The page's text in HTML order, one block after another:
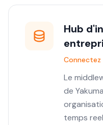
Hub
Le
de
temps